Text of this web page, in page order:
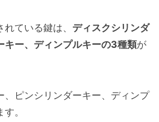
ている鍵は、 ディスクシリンダ
キー、ディンプルキーの3種類が
、ピンシリンダーキー、ディンプ
。